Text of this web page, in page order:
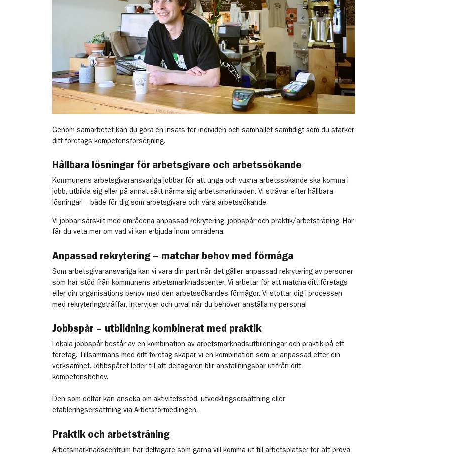
Genom samarbetet kan du göra en insats för individen och samhället samtidigt som du stärker
ditt företags kompetensförsörjning.
Hållbara lösningar för arbetsgivare och arbetssökande
Kommunens arbetsgivaransvariga jobbar för att unga och vuxna arbetssökande ska komma i
jobb, utbilda sig eller på annat sätt närma sig arbetsmarknaden. Vi strävar efter hållbara
lösningar – både för dig som arbetsgivare och våra arbetssökande.
Vi jobbar särskilt med områdena anpassad rekrytering, jobbspår och praktik/arbetsträning. Här
får du veta mer om vad vi kan erbjuda inom områdena.
Anpassad rekrytering – matchar behov med förmåga
Som arbetsgivaransvariga kan vi vara din part när det gäller anpassad rekrytering av personer
som har stöd från kommunens arbetsmarknadscenter. Vi arbetar för att matcha ditt företags
eller din organisations behov med den arbetssökandes förmågor. Vi stöttar dig i processen
med rekryteringsträffar, intervjuer och urval när du behöver anställa ny personal.
Jobbspår – utbildning kombinerat med praktik
Lokala jobbspår består av en kombination av arbetsmarknadsutbildningar och praktik på ett
företag. Tillsammans med ditt företag skapar vi en kombination som är anpassad efter din
verksamhet. Jobbspåret leder till att deltagaren blir anställningsbar utifrån ditt
kompetensbehov.
Den som deltar kan ansöka om aktivitetsstöd, utvecklingsersättning eller
etableringsersättning via Arbetsförmedlingen.
Praktik och arbetsträning
Arbetsmarknadscentrum har deltagare som gärna vill komma ut till arbetsplatser för att prova